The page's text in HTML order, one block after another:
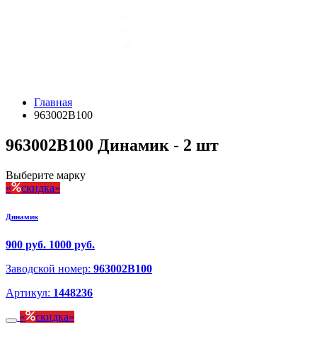
Главная
963002B100
963002B100 Динамик - 2 шт
Выберите марку
скидка
Динамик
900 руб. 1000 руб.
Заводской номер: 963002B100
Артикул: 1448236
скидка